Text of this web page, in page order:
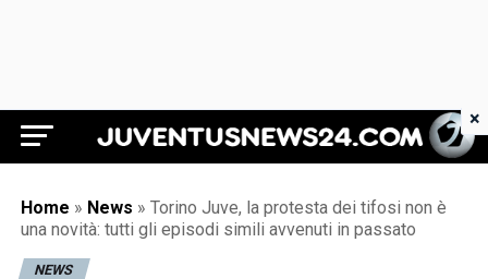
Juventus News 24
Home » News » Torino Juve, la protesta dei tifosi non è
una novità: tutti gli episodi simili avvenuti in passato
NEWS
×